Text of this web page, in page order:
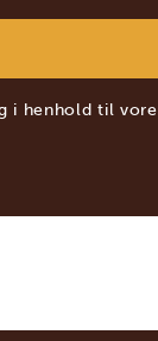
i henhold til